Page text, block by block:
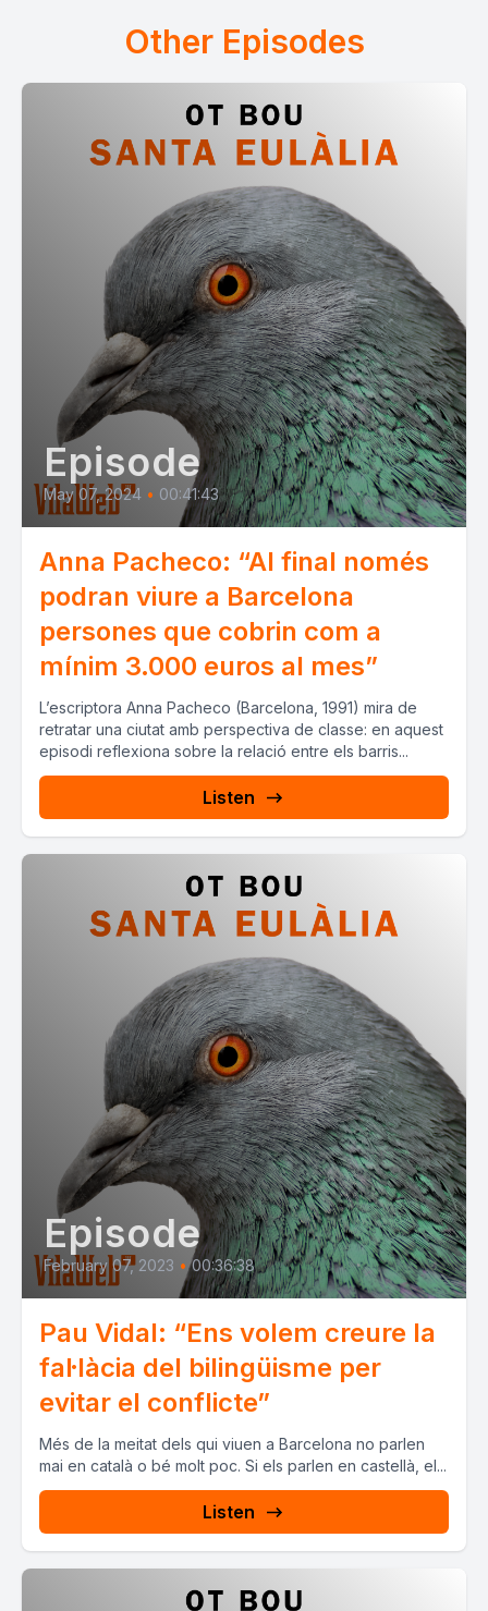
Other Episodes
Episode
May 07, 2024 • 00:41:43
Anna Pacheco: “Al final només
podran viure a Barcelona
persones que cobrin com a
mínim 3.000 euros al mes”
L’escriptora Anna Pacheco (Barcelona, 1991) mira de
retratar una ciutat amb perspectiva de classe: en aquest
episodi reflexiona sobre la relació entre els barris...
Listen
Episode
February 07, 2023 • 00:36:38
Pau Vidal: “Ens volem creure la
fal·làcia del bilingüisme per
evitar el conflicte”
Més de la meitat dels qui viuen a Barcelona no parlen
mai en català o bé molt poc. Si els parlen en castellà, el...
Listen